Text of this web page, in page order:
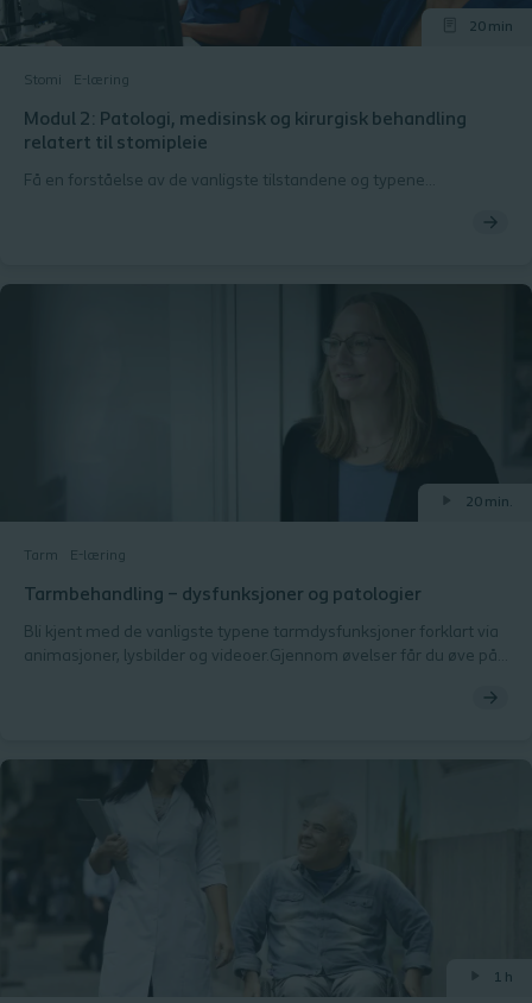
Stomi E-læring
20 min
Modul 2: Patologi, medisinsk og kirurgisk behandling
relatert til stomipleie
Få en forståelse av de vanligste tilstandene og typene
ulike stomitypene. Formålet med denne modulen er å oppdatere
stomianleggelse - samt de ulike stomitypene
Tarm E-læring
20 min.
Tarmbehandling – dysfunksjoner og patologier
Bli kjent med de vanligste typene tarmdysfunksjoner forklart via
animasjoner, lysbilder og videoer.Gjennom øvelser får du øve på
1 h